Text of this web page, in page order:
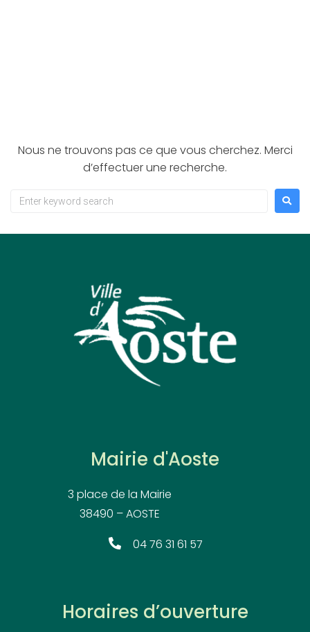
Nous ne trouvons pas ce que vous cherchez. Merci
d’effectuer une recherche.
Mairie d'Aoste
3 place de la Mairie
38490 – AOSTE
04 76 31 61 57
Horaires d’ouverture